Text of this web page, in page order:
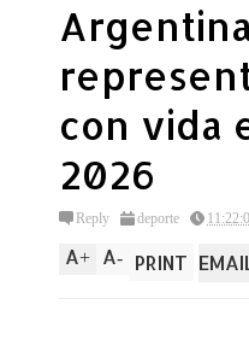
con vida
2026
Reply deporte
A+ A- PRINT